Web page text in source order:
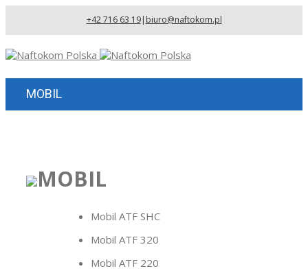
+42 716 63 19| biuro@naftokom.pl
MOBIL
MOBIL
Mobil ATF SHC
Mobil ATF 320
Mobil ATF 220